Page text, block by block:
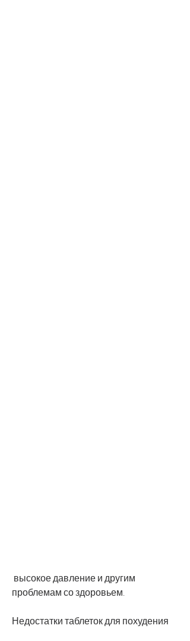
проблемам со здоровьем.
Недостатки таблеток для похудения